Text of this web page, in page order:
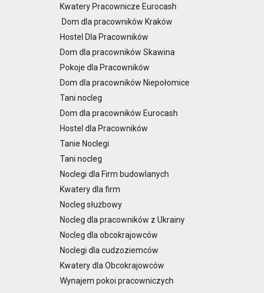
Kwatery Pracownicze Eurocash
Dom dla pracowników Kraków
Hostel Dla Pracowników
Dom dla pracowników Skawina
Pokoje dla Pracowników
Dom dla pracowników Niepołomice
Tani nocleg
Dom dla pracowników Eurocash
Hostel dla Pracowników
Tanie Noclegi
Tani nocleg
Noclegi dla Firm budowlanych
Kwatery dla firm
Nocleg służbowy
Nocleg dla pracowników z Ukrainy
Nocleg dla obcokrajowców
Noclegi dla cudzoziemców
Kwatery dla Obcokrajowców
Wynajem pokoi pracowniczych